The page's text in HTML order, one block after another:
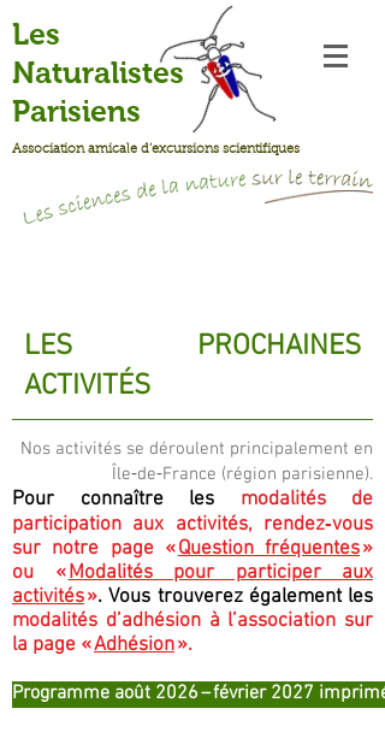
Les
Naturalistes
Parisiens
Association amicale d’excursions scientifiques
LES PROCHAINES
ACTIVITÉS
Nos activités se déroulent principalement en
Île‐de‐France (région parisienne).
Pour connaître les modalités de
participation aux activités, rendez‐vous
sur notre page «Question fréquentes»
ou «Modalités pour participer aux
activités». Vous trouverez également les
modalités d’adhésion à l’association sur
la page «Adhésion».
Programme août 2026 – février 2027